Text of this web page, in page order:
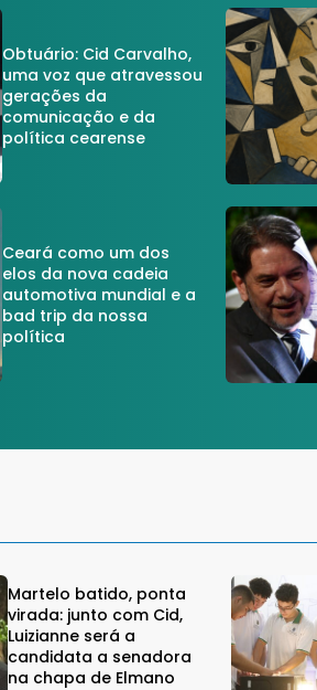
Obtuário: Cid Carvalho,
uma voz que atravessou
gerações da
comunicação e da
política cearense
Ceará como um dos
elos da nova cadeia
automotiva mundial e a
bad trip da nossa
política
Martelo batido, ponta
virada: junto com Cid,
Luizianne será a
candidata a senadora
na chapa de Elmano